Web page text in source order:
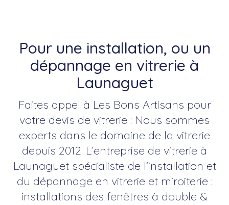
Pour une installation, ou un
dépannage en vitrerie à
Launaguet
Faites appel à Les Bons Artisans pour
votre devis de vitrerie : Nous sommes
experts dans le domaine de la vitrerie
depuis 2012. L’entreprise de vitrerie à
Launaguet spécialiste de l’installation et
du dépannage en vitrerie et miroiterie :
installations des fenêtres à double &